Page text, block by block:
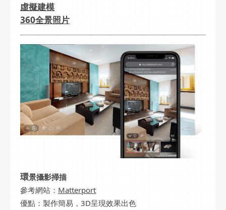
虛擬建模
360全景照片
環景攝影掃描
參考網站： Matterport
優點：製作簡易，3D呈現效果出色